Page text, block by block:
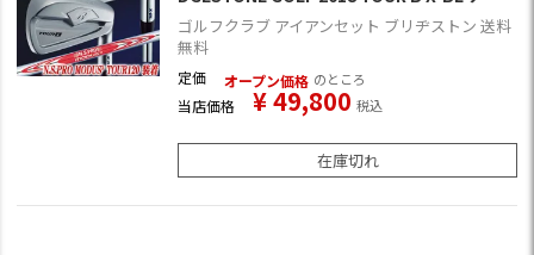
アン 6本組(5I-PW) [N.S.PRO MODUS3 TOU
R120装着](日本正規品)
ゴルフクラブ アイアンセット ブリヂストン 送料
無料
定価 オープン価格 のところ
当店価格 ¥49,800 税込
在庫切れ